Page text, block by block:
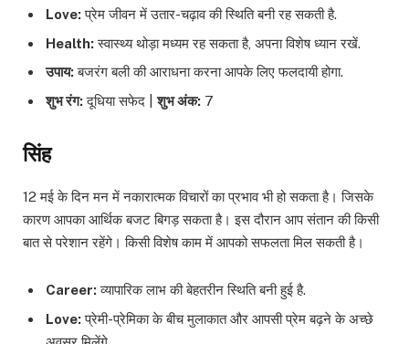
Love:प्रेम जीवन में उतार-चढ़ाव की स्थिति बनी रह सकती है.
Health:स्वास्थ्य थोड़ा मध्यम रह सकता है, अपना विशेष ध्यान रखें.
उपाय:बजरंग बली की आराधना करना आपके लिए फलदायी होगा.
शुभ रंग:दूधिया सफेद |शुभ अंक: 7
सिंह
12 मई के दिन मन में नकारात्मक विचारों का प्रभाव भी हो सकता है। जिसके
कारण आपका आर्थिक बजट बिगड़ सकता है। इस दौरान आप संतान की किसी
बात से परेशान रहेंगे। किसी विशेष काम में आपको सफलता मिल सकती है।
Career:व्यापारिक लाभ की बेहतरीन स्थिति बनी हुई है.
Love:प्रेमी-प्रेमिका के बीच मुलाकात और आपसी प्रेम बढ़ने के अच्छे